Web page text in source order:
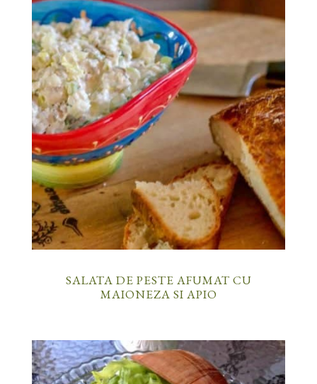
SALATA DE PESTE AFUMAT CU
MAIONEZA SI APIO